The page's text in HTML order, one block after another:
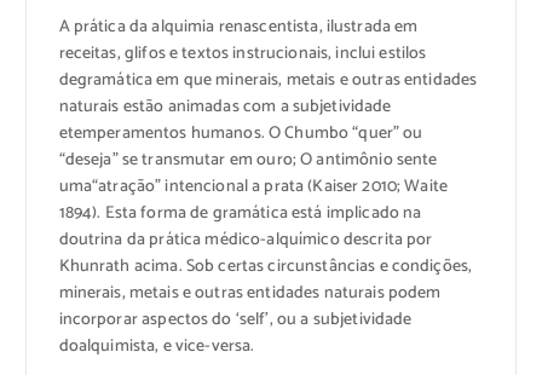
A prática daalquimiarenascentista, ilustrada em
receitas,glifose textosinstrucionais,incluiestilos
degramáticaem queminerais, metaise outras entidades
naturaisestão animadascom a subjetividade
etemperamentos humanos.OChumbo“quer” ou
“deseja” setransmutarem ouro; Oantimôniosente
uma“atração”intencionalaprata(Kaiser2010;Waite
1894). Esta forma degramáticaestá implicadona
doutrina dapráticamédico-alquímicodescrita por
Khunrath acima.Sob certascircunstâncias e condições,
minerais, metais eoutras entidadesnaturaispodem
incorporaraspectos do ‘self’,oua subjetividade
doalquimista, e vice-versa.